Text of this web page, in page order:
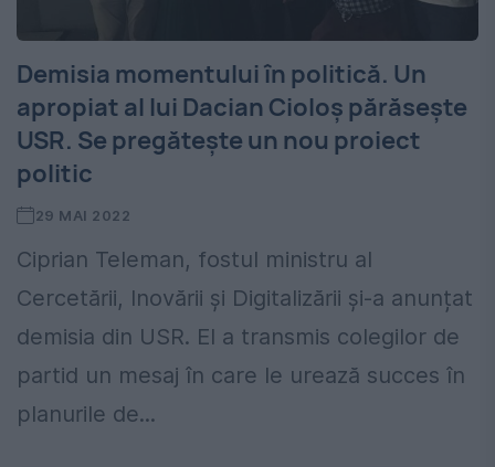
Demisia momentului în politică. Un
apropiat al lui Dacian Cioloș părăsește
USR. Se pregătește un nou proiect
politic
29 MAI 2022
Ciprian Teleman, fostul ministru al
Cercetării, Inovării şi Digitalizării și-a anunțat
demisia din USR. El a transmis colegilor de
partid un mesaj în care le urează succes în
planurile de...